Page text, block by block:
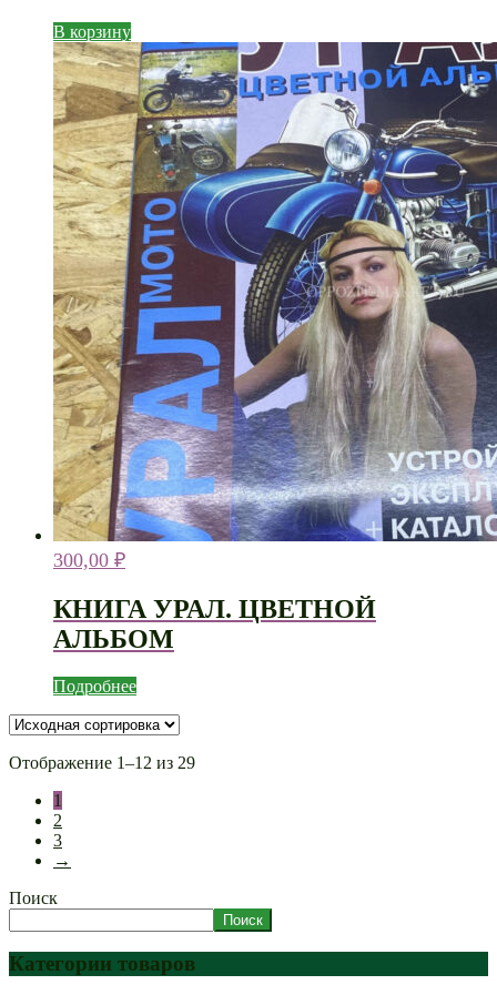
В корзину
300,00 ₽
КНИГА УРАЛ. ЦВЕТНОЙ
АЛЬБОМ
Подробнее
Отображение 1–12 из 29
1
2
3
→
Поиск
Поиск
Категории товаров